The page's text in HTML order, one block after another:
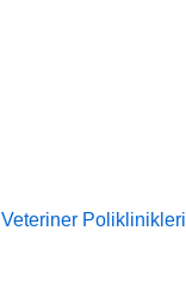
Veteriner Poliklinikleri